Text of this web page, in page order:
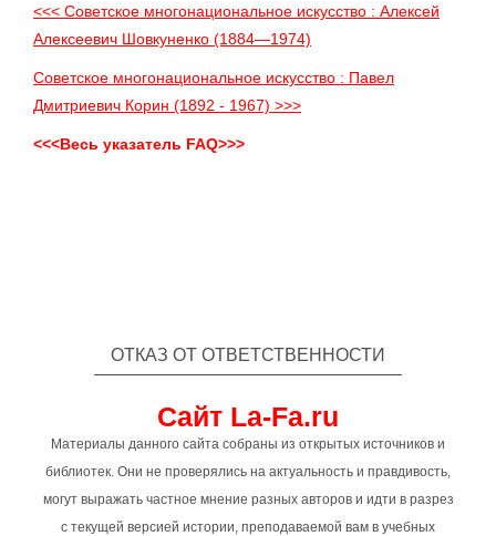
<<< Советское многонациональное искусство : Алексей
Алексеевич Шовкуненко (1884—1974)
Советское многонациональное искусство : Павел
Дмитриевич Корин (1892 - 1967) >>>
<<<Весь указатель FAQ>>>
ОТКАЗ ОТ ОТВЕТСТВЕННОСТИ
Сайт La-Fa.ru
Материалы данного сайта собраны из открытых источников и
библиотек. Они не проверялись на актуальность и правдивость,
могут выражать частное мнение разных авторов и идти в разрез
с текущей версией истории, преподаваемой вам в учебных